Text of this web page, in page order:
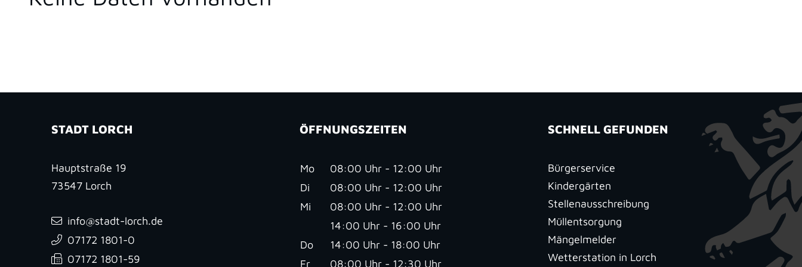
STADT LORCH
Hauptstraße 19
73547 Lorch
info@stadt-lorch.de
07172 1801-0
07172 1801-59
ÖFFNUNGSZEITEN
Mo
08:00 Uhr - 12:00 Uhr
Di
08:00 Uhr - 12:00 Uhr
Mi
08:00 Uhr - 12:00 Uhr
14:00 Uhr - 16:00 Uhr
Do
14:00 Uhr - 18:00 Uhr
Fr
08:00 Uhr - 12:30 Uhr
SCHNELL GEFUNDEN
Bürgerservice
Kindergärten
Stellenausschreibung
Müllentsorgung
Mängelmelder
Wetterstation in Lorch